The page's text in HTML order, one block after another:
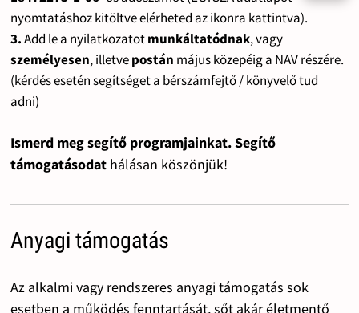
nyomtatáshoz kitöltve elérheted az ikonra kattintva).
3.Add le a nyilatkozatotmunkáltatódnak, vagy
személyesen, illetvepostán május közepéig a NAV részére.
(kérdés esetén segítséget a bérszámfejtő / könyvelő tud
adni)
Ismerd meg segítő programjainkat. Segítő
támogatásodat hálásan köszönjük!
Anyagi támogatás
Az alkalmi vagy rendszeres anyagi támogatás sok
esetben a működés fenntartását, sőt akár életmentő